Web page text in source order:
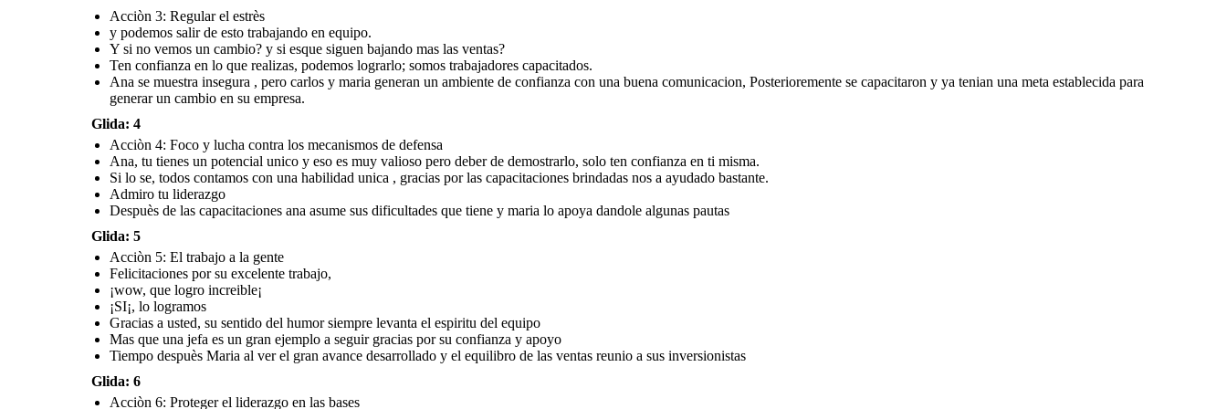
Tiempo despuès Maria al ver el gran avance desarrollado y el
equilibro de las ventas reunio a sus inversionistas
Días después la jefa y su trabajora dialogan de lo bien que
sus acciones funcionaron para mejorar la productividad de
su empresa y eso fue un objetivo muy beneficioso para todos
en el aspecto laboral
Gracias a usted, su
sentido del humor
siempre levanta el
espiritu del equipo
¡SI¡, lo logramos
Proteger el liderazgo en las bases
Ana se muestra insegura , pero carlos y maria generan un
ambiente de confianza con una buena comunicacion,
Posterioremente se capacitaron y ya tenian una meta
establecida para generar un cambio en su empresa.
Si no hubiéramos hecho
nada ahora empresa
estaría corriendo
riesgos o peligro
Acciòn 3: Regular el estrès
y podemos salir de esto trabajando en equipo.
Y si no vemos un cambio? y si esque siguen bajando mas las ventas?
Ten confianza en lo que realizas, podemos lograrlo; somos trabajadores capacitados.
Ana se muestra insegura , pero carlos y maria generan un ambiente de confianza con una buena comunicacion, Posterioremente se capacitaron y ya tenian una meta establecida para
generar un cambio en su empresa.
Glida: 4
Acciòn 4: Foco y lucha contra los mecanismos de defensa
Ana, tu tienes un potencial unico y eso es muy valioso pero deber de demostrarlo, solo ten confianza en ti misma.
Si lo se, todos contamos con una habilidad unica , gracias por las capacitaciones brindadas nos a ayudado bastante.
Admiro tu liderazgo
Despuès de las capacitaciones ana asume sus dificultades que tiene y maria lo apoya dandole algunas pautas
Glida: 5
Acciòn 5: El trabajo a la gente
Felicitaciones por su excelente trabajo,
¡wow, que logro increible¡
¡SI¡, lo logramos
Gracias a usted, su sentido del humor siempre levanta el espiritu del equipo
Mas que una jefa es un gran ejemplo a seguir gracias por su confianza y apoyo
Tiempo despuès Maria al ver el gran avance desarrollado y el equilibro de las ventas reunio a sus inversionistas
Glida: 6
Acciòn 6: Proteger el liderazgo en las bases